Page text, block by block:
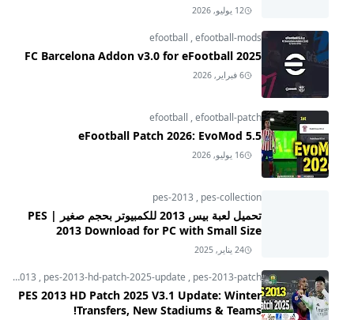
12 يوليو, 2026
efootball ,efootball-mods
FC Barcelona Addon v3.0 for eFootball 2025
6 فبراير, 2026
efootball ,efootball-patch
eFootball Patch 2026: EvoMod 5.5
16 يوليو, 2026
pes-2013 , pes-collection
تحميل لعبة بيس 2013 للكمبيوتر بحجم صغير | PES
2013 Download for PC with Small Size
24 يناير, 2025
pes-2013 , pes-2013-hd-patch-2025-update , pes-2013-patch
PES 2013 HD Patch 2025 V3.1 Update: Winter
Transfers, New Stadiums & Teams!